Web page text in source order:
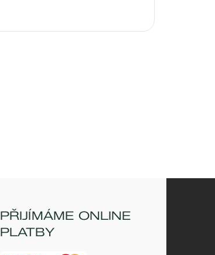
PŘIJÍMÁME ONLINE
PLATBY